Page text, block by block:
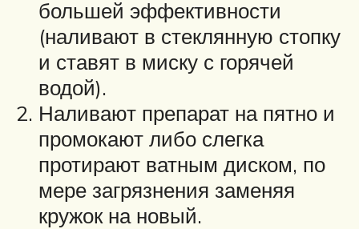
большей эффективности
(наливают в стеклянную стопку
и ставят в миску с горячей
водой).
Наливают препарат на пятно и
промокают либо слегка
протирают ватным диском, по
мере загрязнения заменяя
кружок на новый.